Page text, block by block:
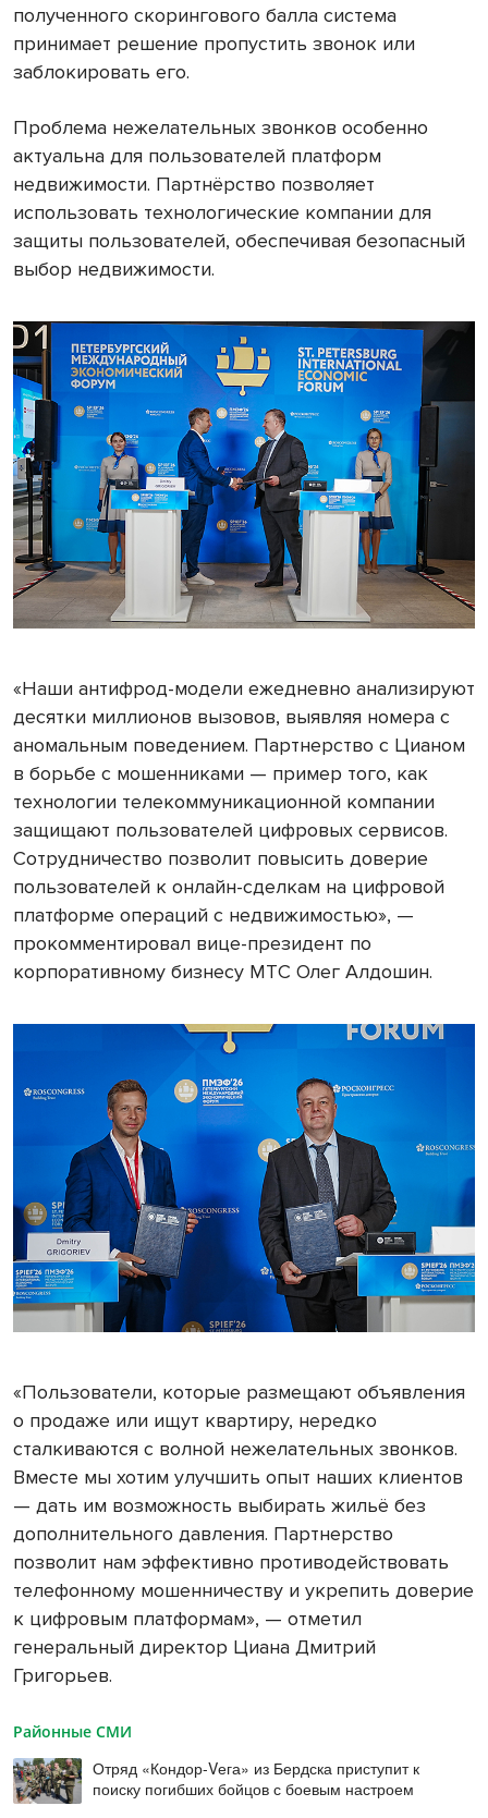
полученного скорингового балла система
принимает решение пропустить звонок или
заблокировать его.
Проблема нежелательных звонков особенно
актуальна для пользователей платформ
недвижимости. Партнёрство позволяет
использовать технологические компании для
защиты пользователей, обеспечивая безопасный
выбор недвижимости.
«Наши антифрод-модели ежедневно анализируют
десятки миллионов вызовов, выявляя номера с
аномальным поведением. Партнерство с Цианом
в борьбе с мошенниками — пример того, как
технологии телекоммуникационной компании
защищают пользователей цифровых сервисов.
Сотрудничество позволит повысить доверие
пользователей к онлайн-сделкам на цифровой
платформе операций с недвижимостью», —
прокомментировал вице-президент по
корпоративному бизнесу МТC Олег Алдошин.
«Пользователи, которые размещают объявления
о продаже или ищут квартиру, нередко
сталкиваются с волной нежелательных звонков.
Вместе мы хотим улучшить опыт наших клиентов
— дать им возможность выбирать жильё без
дополнительного давления. Партнерство
позволит нам эффективно противодействовать
телефонному мошенничеству и укрепить доверие
к цифровым платформам», — отметил
генеральный директор Циана Дмитрий
Григорьев.
Районные СМИ
Отряд «Кондор-Vега» из Бердска приступит к
поиску погибших бойцов с боевым настроем